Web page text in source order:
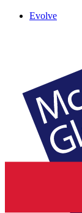
Evolve